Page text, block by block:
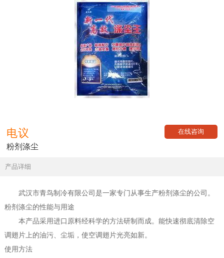
电议 在线咨询
粉剂涤尘
产品详细
武汉市青鸟制冷有限公司是一家专门从事生产粉剂涤尘的公司。
粉剂涤尘的性能与用途
本产品采用进口原料经科学的方法研制而成。能快速彻底清除空
调翅片上的油污、尘垢，使空调翅片光亮如新。
使用方法